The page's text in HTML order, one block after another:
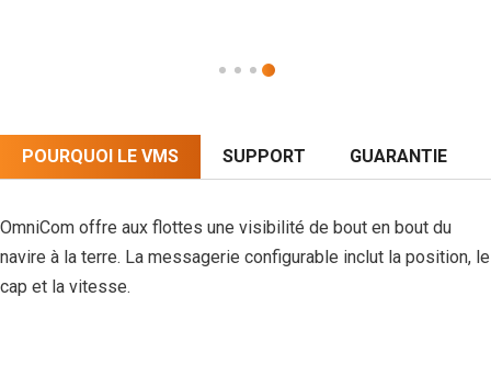
POURQUOI LE VMS SUPPORT GUARANTIE
OmniCom offre aux flottes une visibilité de bout en bout du
navire à la terre. La messagerie configurable inclut la position, le
cap et la vitesse.